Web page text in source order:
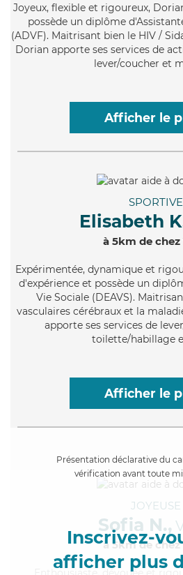
Joyeux, flexible et rigoureux,
possède un diplôme
(ADVF). Maitrisant bien le HIV /
Dorian apporte ses services de
lever/coucher et
Afficher le
SPORTIVE
Elisabeth
à 5km de chez
Expérimentée, dynamique et
d'expérience et possède un
Vie Sociale (DEAVS).
vasculaires cérébraux et la
apporte ses services de
toilette/habillage
Afficher le
Présentation déclarative du
vérification avant toute
Inscrivez-
afficher plus
JOYEUSE
Sofia N.,
à 5km de chez